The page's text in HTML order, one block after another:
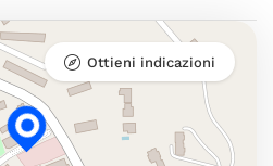
Ottieni indicazioni